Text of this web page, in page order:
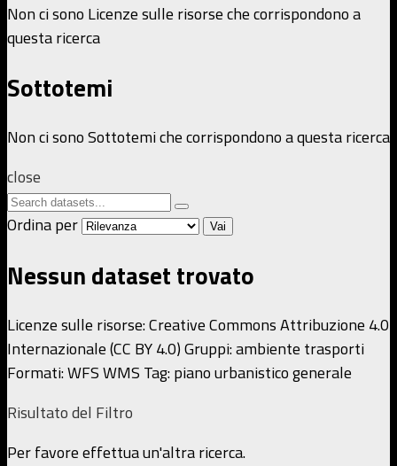
Non ci sono Licenze sulle risorse che corrispondono a
questa ricerca
Sottotemi
Non ci sono Sottotemi che corrispondono a questa ricerca
close
Ordina per
Vai
Nessun dataset trovato
Licenze sulle risorse:Creative Commons Attribuzione 4.0
Internazionale (CC BY 4.0)Gruppi:ambiente trasporti
Formati:WFSWMS Tag:piano urbanistico generale
Risultato del Filtro
Per favore effettua un'altra ricerca.